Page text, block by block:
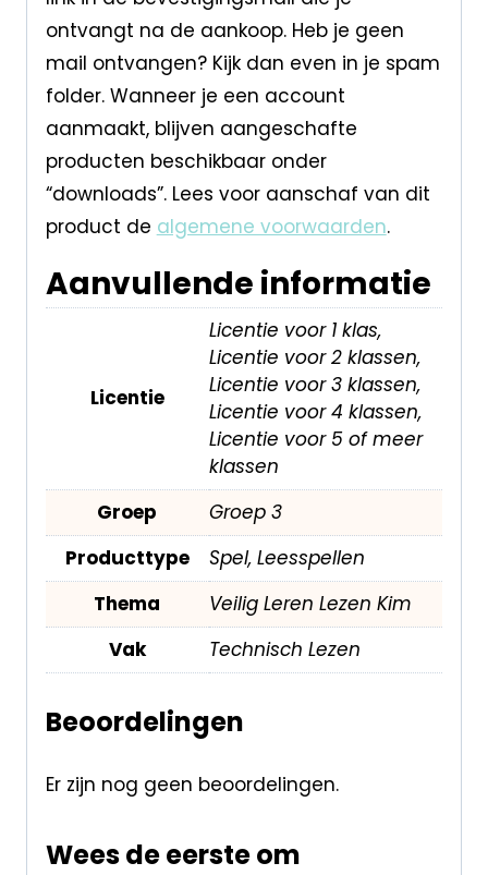
ontvangt na de aankoop. Heb je geen
mail ontvangen? Kijk dan even in je spam
folder. Wanneer je een account
aanmaakt, blijven aangeschafte
producten beschikbaar onder
“downloads”. Lees voor aanschaf van dit
product de algemene voorwaarden.
Aanvullende informatie
Licentie
Licentie voor 1 klas,
Licentie voor 2 klassen,
Licentie voor 3 klassen,
Licentie voor 4 klassen,
Licentie voor 5 of meer
klassen
Groep
Groep 3
Producttype
Spel, Leesspellen
Thema
Veilig Leren Lezen Kim
Vak
Technisch Lezen
Beoordelingen
Er zijn nog geen beoordelingen.
Wees de eerste om